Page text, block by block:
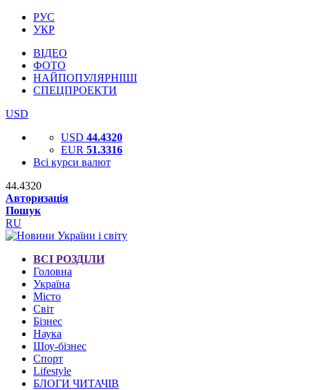
РУС
УКР
ВІДЕО
ФОТО
НАЙПОПУЛЯРНІШІ
СПЕЦПРОЕКТИ
USD
USD 44.4320
EUR 51.3316
Всі курси валют
44.4320
Авторизація
Пошук
RU
ВСІ РОЗДІЛИ
Головна
Україна
Місто
Світ
Бізнес
Наука
Шоу-бізнес
Спорт
Lifestyle
БЛОГИ ЧИТАЧІВ